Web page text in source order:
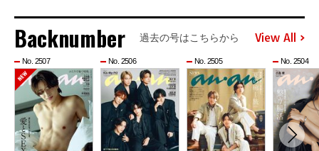
Backnumber 過去の号はこちらから View All
No. 2507 No. 2506 No. 2505 No. 2504